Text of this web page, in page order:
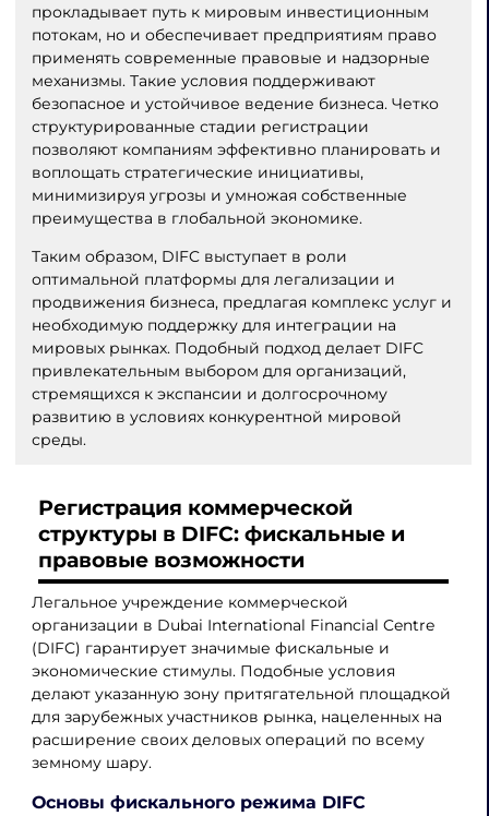
прокладывает путь к мировым инвестиционным
потокам, но и обеспечивает предприятиям право
применять современные правовые и надзорные
механизмы. Такие условия поддерживают
безопасное и устойчивое ведение бизнеса. Четко
структурированные стадии регистрации
позволяют компаниям эффективно планировать и
воплощать стратегические инициативы,
минимизируя угрозы и умножая собственные
преимущества в глобальной экономике.
Таким образом, DIFC выступает в роли
оптимальной платформы для легализации и
продвижения бизнеса, предлагая комплекс услуг и
необходимую поддержку для интеграции на
мировых рынках. Подобный подход делает DIFC
привлекательным выбором для организаций,
стремящихся к экспансии и долгосрочному
развитию в условиях конкурентной мировой
среды.
Регистрация коммерческой
структуры в DIFC: фискальные и
правовые возможности
Легальное учреждение коммерческой
организации в Dubai International Financial Centre
(DIFC) гарантирует значимые фискальные и
экономические стимулы. Подобные условия
делают указанную зону притягательной площадкой
для зарубежных участников рынка, нацеленных на
расширение своих деловых операций по всему
земному шару.
Основы фискального режима DIFC